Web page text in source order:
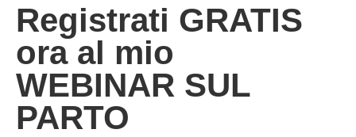
Registrati GRATIS
ora al mio
WEBINAR SUL
PARTO